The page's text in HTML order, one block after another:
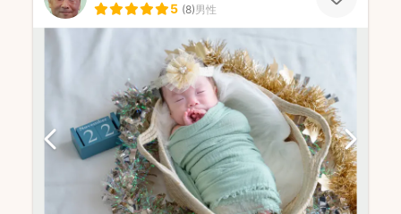
5 (8)男性